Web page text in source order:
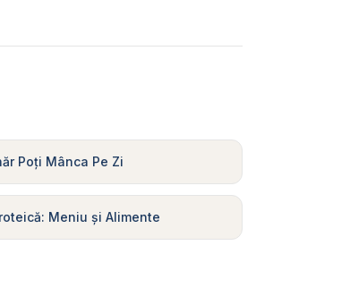
Poți Mânca Pe Zi
Meniu și Alimente